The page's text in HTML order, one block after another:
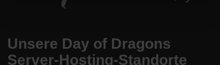
Unsere Day of Dragons
Server-Hosting-Standorte